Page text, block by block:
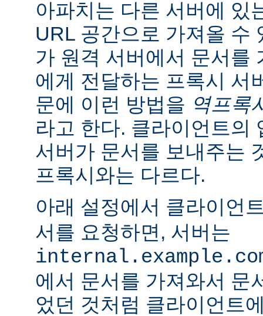
아파치는 다른 서버에 있
URL 공간으로 가져올 수
가 원격 서버에서 문서를
에게 전달하는 프록시 서
문에 이런 방법을 역프록
라고 한다. 클라이언트의
서버가 문서를 보내주는
프록시와는 다르다.
아래 설정에서 클라이언
서를 요청하면, 서버는
에서 문서를 가져와서 문
었던 것처럼 클라이언트